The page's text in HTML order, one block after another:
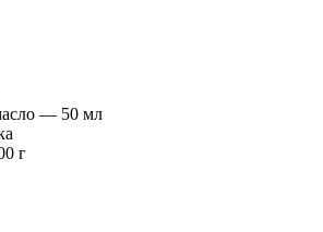
— 50 мл
г